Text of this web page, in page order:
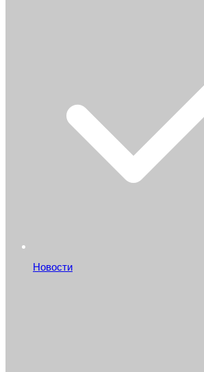
Новости